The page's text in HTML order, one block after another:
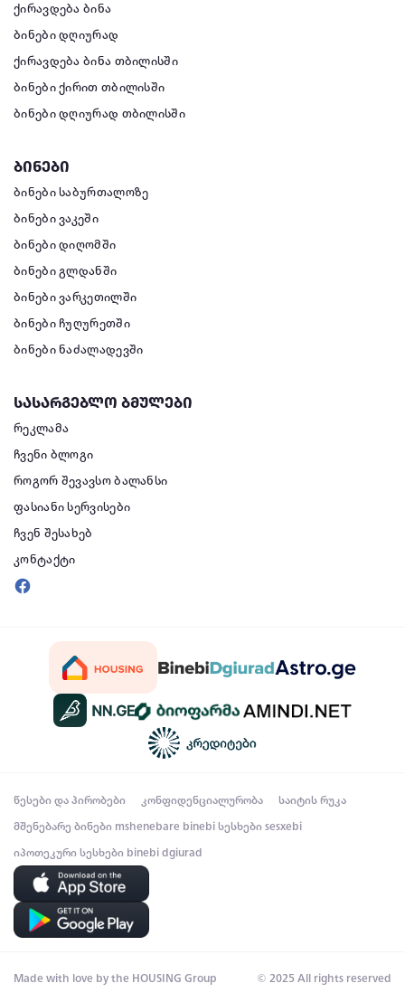
ქირავდება ბინა
ბინები დღიურად
ქირავდება ბინა თბილისში
ბინები ქირით თბილისში
ბინები დღიურად თბილისში
ბინები
ბინები საბურთალოზე
ბინები ვაკეში
ბინები დიღომში
ბინები გლდანში
ბინები ვარკეთილში
ბინები ჩუღურეთში
ბინები ნაძალადევში
სასარგებლო ბმულები
რეკლამა
ჩვენი ბლოგი
როგორ შევავსო ბალანსი
ფასიანი სერვისები
ჩვენ შესახებ
კონტაქტი
წესები და პირობები კონფიდენციალურობა საიტის რუკა
მშენებარე ბინები mshenebare binebi სესხები sesxebi
იპოთეკური სესხები binebi dgiurad
Made with love by the HOUSING Group © 2025 All rights reserved